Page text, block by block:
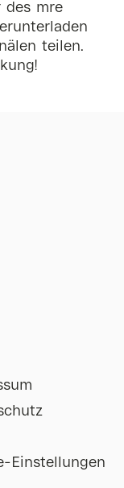
des mre
teilen.
Einstellungen